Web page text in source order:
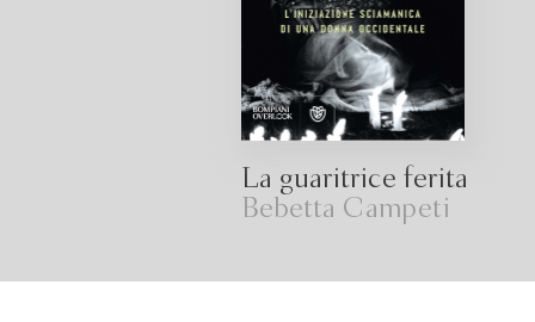
La guaritrice ferita
Bebetta Campeti